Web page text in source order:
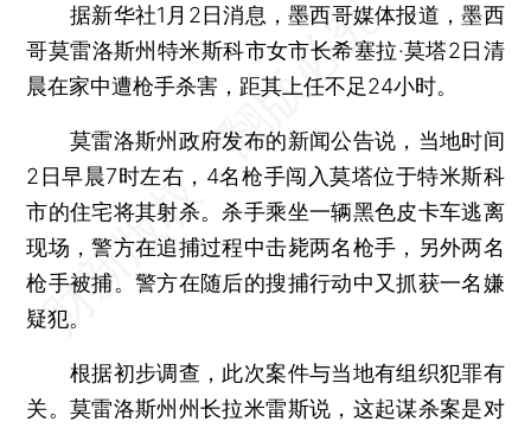
据新华社1月2日消息，墨西哥媒体报道，墨西
哥莫雷洛斯州特米斯科市女市长希塞拉·莫塔2日清
晨在家中遭枪手杀害，距其上任不足24小时。
莫雷洛斯州政府发布的新闻公告说，当地时间
2日早晨7时左右，4名枪手闯入莫塔位于特米斯科
市的住宅将其射杀。杀手乘坐一辆黑色皮卡车逃离
现场，警方在追捕过程中击毙两名枪手，另外两名
枪手被捕。警方在随后的搜捕行动中又抓获一名嫌
疑犯。
根据初步调查，此次案件与当地有组织犯罪有
关。莫雷洛斯州州长拉米雷斯说，这起谋杀案是对